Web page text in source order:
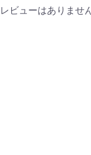
レビューはありません